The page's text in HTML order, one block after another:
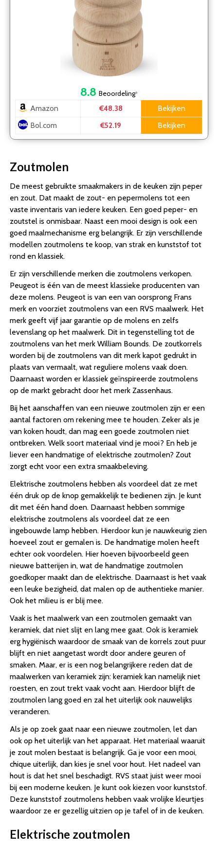
8.8 Beoordeling*
Amazon €48.38
Bekijken
Bol.com
€52.19 Bekijken
Zoutmolen
De meest gebruikte smaakmakers in de keuken zijn peper
en zout. Dat maakt de zout- en pepermolens tot een
vaste inventaris van iedere keuken. Een goed peper- en
zoutstel is onmisbaar. Naast een mooi design is ook een
goed maalmechanisme erg belangrijk. Er zijn verschillende
modellen zoutmolens te koop, van strak en kunststof tot
rond en klassiek.
Er zijn verschillende merken die zoutmolens verkopen.
Peugeot is één van de meest klassieke producenten van
deze molens. Peugeot is van een van oorsprong Frans
merk en voorziet zoutmolens van een RVS maalwerk. Het
merk geeft vijf jaar garantie op de molens en zelfs
levenslang op het maalwerk. Dit in tegenstelling tot de
zoutmolens van het merk William Bounds. De zoutkorrels
worden bij de zoutmolens van dit merk kapot gedrukt in
plaats van vermaalt, wat reguliere molens vaak doen.
Daarnaast worden er klassiek geïnspireerde zoutmolens
op de markt gebracht door het merk Zassenhaus.
Bij het aanschaffen van een nieuwe zoutmolen zijn er een
aantal factoren om rekening mee te houden. Zeker als je
van koken houdt, dan mag een goede zoutmolen niet
ontbreken. Welk soort materiaal vind je mooi? En heb je
liever een handmatige of elektrische zoutmolen? Zout
zorgt echt voor een extra smaakbeleving.
Elektrische zoutmolens hebben als voordeel dat ze met
één druk op de knop gemakkelijk te bedienen zijn. Je kunt
dit met één hand doen. Daarnaast hebben sommige
elektrische zoutmolens als voordeel dat ze een
ingebouwde lamp hebben. Hierdoor kun je nauwkeurig zien
hoeveel zout er gemalen is. De handmatige molen heeft
echter ook voordelen. Hier hoeven bijvoorbeeld geen
nieuwe batterijen in, wat de handmatige zoutmolen
goedkoper maakt dan de elektrische. Daarnaast is het vaak
een leuke bezigheid, dat malen op de authentieke manier.
Ook het milieu is er blij mee.
Vaak is het maalwerk van een zoutmolen gemaakt van
keramiek, dat niet slijt en lang mee gaat. Ook is keramiek
erg hygiënisch waardoor de smaak van de korrels zout puur
blijft en niet aangetast wordt door andere geuren of
smaken. Maar, er is een nog belangrijkere reden dat de
maalwerken van keramiek zijn: keramiek kan namelijk niet
roesten, en zout trekt vaak vocht aan. Hierdoor blijft de
zoutmolen lang goed en zal het uiterlijk ook nauwelijks
veranderen.
Als je op zoek gaat naar een nieuwe zoutmolen, let dan
ook op het uiterlijk van het apparaat. Het materiaal waaruit
je zout molen bestaat is belangrijk. Ga je voor een mooi,
chique uiterlijk, dan kies je snel voor hout. Het nadeel van
hout is dat het snel beschadigt. RVS staat juist weer mooi
bij een moderne keuken. Je kunt ook kiezen voor kunststof.
Deze kunststof zoutmolens hebben vaak vrolijke kleurtjes
waardoor ze er gezellig uitzien op je tafel of in de keuken.
Elektrische zoutmolen